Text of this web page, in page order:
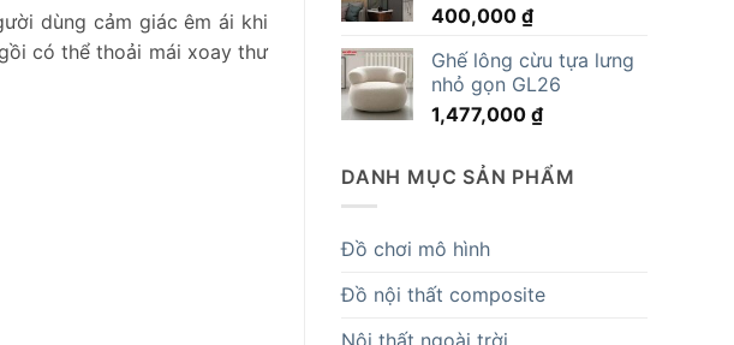
400,000 ₫
Ghế lông cừu tựa lưng
nhỏ gọn GL26
1,477,000 ₫
DANH MỤC SẢN PHẨM
Đồ chơi mô hình
Đồ nội thất composite
dùng cảm giác êm ái khi
có thể thoải mái xoay thư